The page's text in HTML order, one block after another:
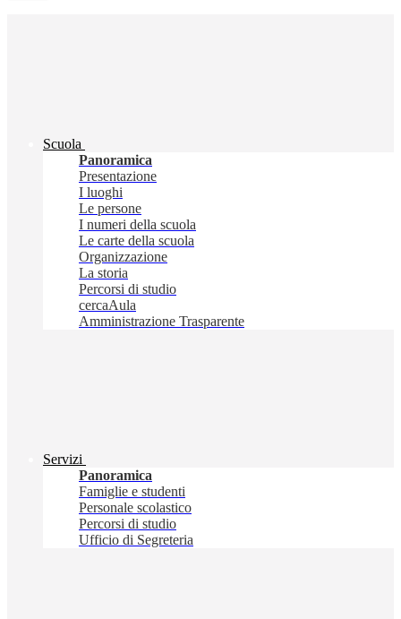
Scuola
Panoramica
Presentazione
I luoghi
Le persone
I numeri della scuola
Le carte della scuola
Organizzazione
La storia
Percorsi di studio
cercaAula
Amministrazione Trasparente
Servizi
Panoramica
Famiglie e studenti
Personale scolastico
Percorsi di studio
Ufficio di Segreteria